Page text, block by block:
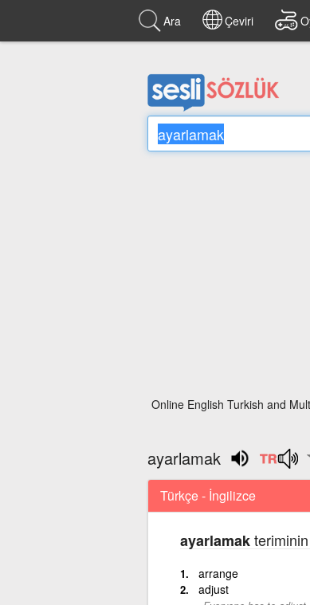
Ara Çeviri
Online English Turkish and
ayarlamak
Türkçe - İngilizce
ayarlamakteriminin
arrange
adjust